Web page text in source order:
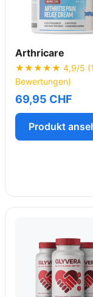
Arthricare
★★★★★ 4,9/5
Bewertungen)
69,95 CHF
Produkt